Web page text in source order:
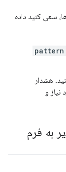
کنید داده
و
به فرم